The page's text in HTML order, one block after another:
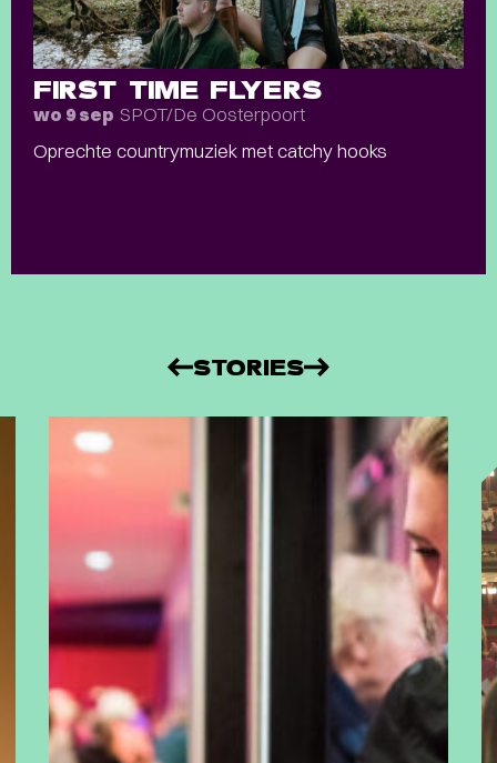
FIRST TIME FLYERS
wo 9 sep SPOT/De Oosterpoort
Oprechte countrymuziek met catchy hooks
STORIES